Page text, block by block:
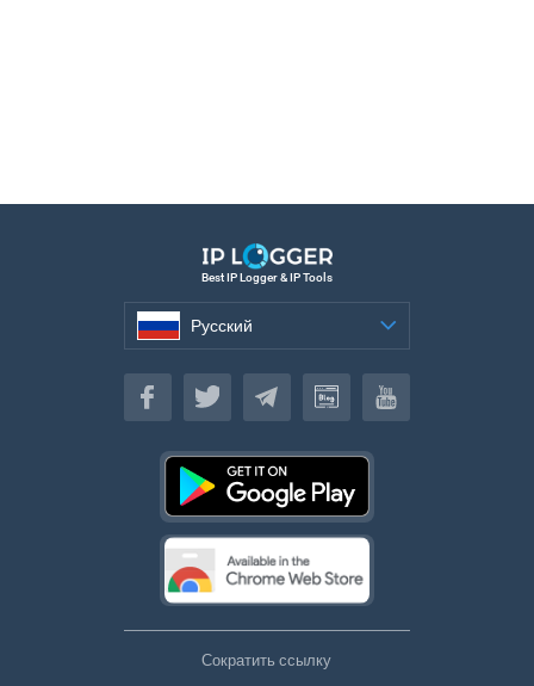
Best IP Logger & IP Tools
Русский
Русский
Сократить ссылку